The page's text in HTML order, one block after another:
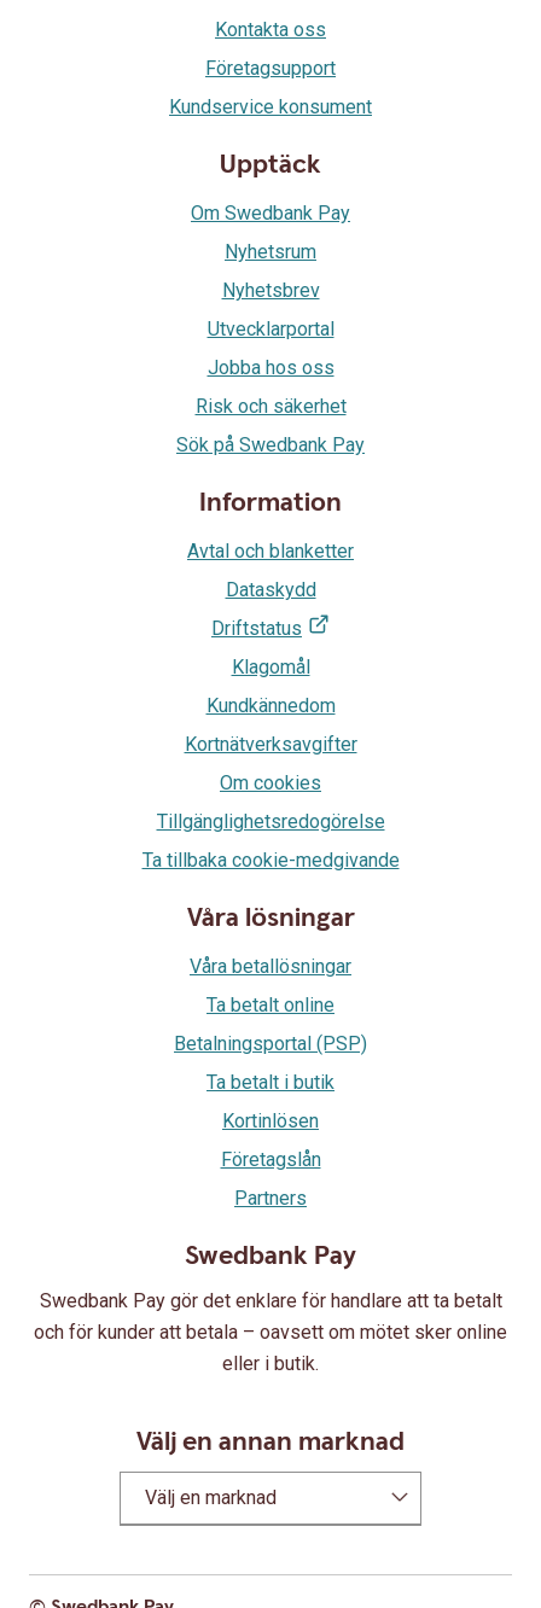
Swedbank Pay
Swedbank Pay gör det enklare för handlare att ta betalt
och för kunder att betala – oavsett om mötet sker online
eller i butik.
Välj en annan marknad
Välj en marknad
Kontakta oss
Företagsupport
Kundservice konsument
Upptäck
Om Swedbank Pay
Nyhetsrum
Nyhetsbrev
Utvecklarportal
Jobba hos oss
Risk och säkerhet
Sök på Swedbank Pay
Information
Avtal och blanketter
Dataskydd
Driftstatus
Klagomål
Kundkännedom
Kortnätverksavgifter
Om cookies
Tillgänglighetsredogörelse
Ta tillbaka cookie-medgivande
Våra lösningar
Våra betallösningar
Ta betalt online
Betalningsportal (PSP)
Ta betalt i butik
Kortinlösen
Företagslån
Partners